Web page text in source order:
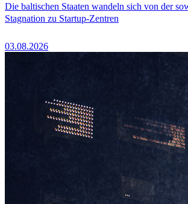
Die baltischen Staaten wandeln sich von der
Stagnation zu Startup-Zentren
03.08.2026